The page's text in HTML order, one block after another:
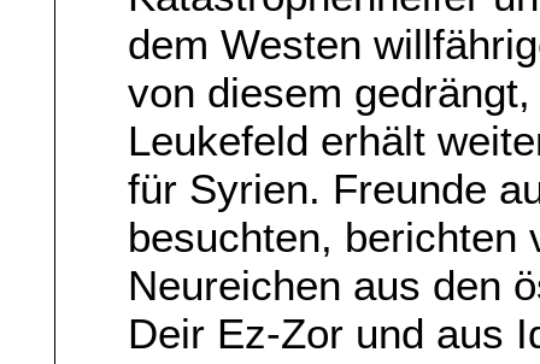
dem Westen
von diesem
Leukefeld erhält
für Syrien. Freunde
besuchten, berichten
Neureichen aus den
Deir Ez-Zor und aus